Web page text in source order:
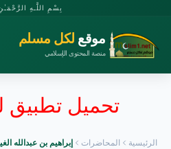
بِسْمِ اللَّـهِ
موقع لكل مسلم
منصة المحتوى الإسلامي
تحميل
الرئيسية المحاضرات إبراهيم بن عبدالله